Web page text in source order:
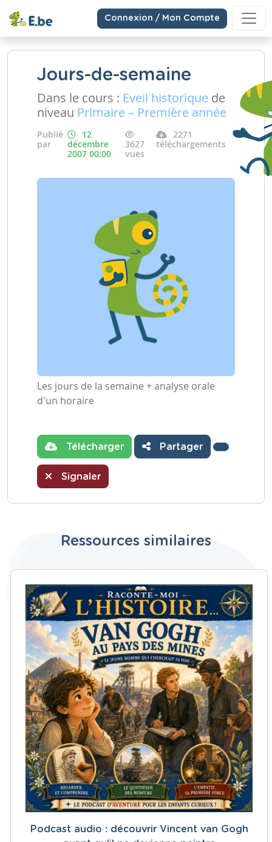
Connexion / Mon Compte
Jours-de-semaine
Dans le cours : Eveil historique de
niveau Primaire – Première année
Publié
par
12
décembre
2007 00:00
3627
vues
2271
téléchargements
Les jours de la semaine + analyse orale
d'un horaire
Télécharger Partager
Signaler
Ressources similaires
Podcast audio : découvrir Vincent van Gogh